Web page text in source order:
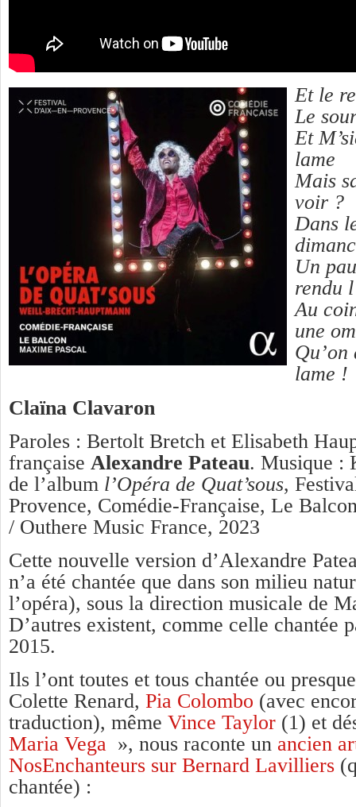
Et le
Le
Et
lame
Mais
voir ?
Dans
Un
rendu
Au
une
lame !
Claïna Clavaron
Paroles : Bertolt Bretch et Elisabeth
française Alexandre Pateau. Musique :
de l’album l’Opéra de Quat’sous,
Provence, Comédie-Française, Le
/ Outhere Music France, 2023
Cette nouvelle version d’Alexandre
n’a été chantée que dans son milieu
l’opéra), sous la direction musicale de
D’autres existent, comme celle chantée
2015.
Ils l’ont toutes et tous chantée ou
Colette Renard, Pia Colombo (avec
traduction), même Vince Taylor (1) et
Maria Vega », nous raconte un ancien
NosEnchanteurs sur Bernard Lavilliers
chantée) :